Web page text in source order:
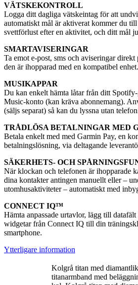
VÄTSKEKONTROLL
Logga ditt dagliga vätskeintag för att
automatiskt mål är aktiverat kommer du till
svettförlust efter en aktivitet, och ditt mål
SMARTAVISERINGAR
Ta emot e-post, sms och aviseringar
den är ihopparad med en kompatibel enhet.
MUSIKAPPAR
Du kan enkelt hämta låtar från ditt
Music-konto (kan kräva abonnemang).
(säljs separat) så kan du lyssna utan
TRÅDLÖSA BETALNINGAR MED
Betala enkelt med med Garmin Pay, en
betalningslösning, via deltagande
SÄKERHETS- OCH
När klockan och telefonen är ihopparade
dina kontakter antingen manuellt eller –
utomhusaktiviteter – automatiskt med
CONNECT IQ™
Hämta anpassade urtavlor, lägg till datafält
widgetar från Connect IQ till din
smartphone.
Ytterligare information
Kolgrå titan med
titanarmband med